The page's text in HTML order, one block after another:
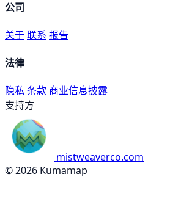
公司
关于联系 报告
法律
隐私 条款 商业信息披露
支持方
mistweaverco.com
© 2026 Kumamap